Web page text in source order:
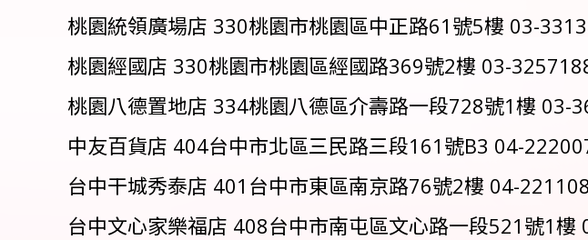
桃園統領廣場店 330桃園市桃園區中正路61號5樓 03-
桃園經國店 330桃園市桃園區經國路369號2樓 03-
桃園八德置地店 334桃園八德區介壽路一段728號1樓 03-
中友百貨店 404台中市北區三民路三段161號B3 04-
台中干城秀泰店 401台中市東區南京路76號2樓 04-
台中文心家樂福店 408台中市南屯區文心路一段521號1樓